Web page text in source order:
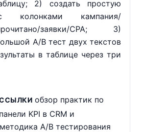
2) создать простую
колонками кампания/
заявки/CPA; 3)
A/B тест двух текстов
в таблице через три
обзор практик по
KPI в CRM и
A/B тестирования